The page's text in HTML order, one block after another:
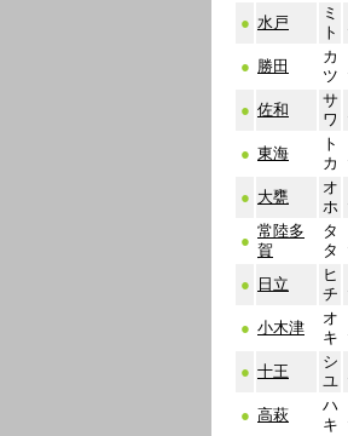
● 水戸
ミ
ト
● 勝田
カ
ツ
● 佐和
サ
ワ
● 東海
ト
カ
● 大甕
オ
ホ
●
常陸多
賀
タ
タ
● 日立
ヒ
チ
● 小木津
オ
キ
● 十王
シ
ユ
● 高萩
ハ
キ